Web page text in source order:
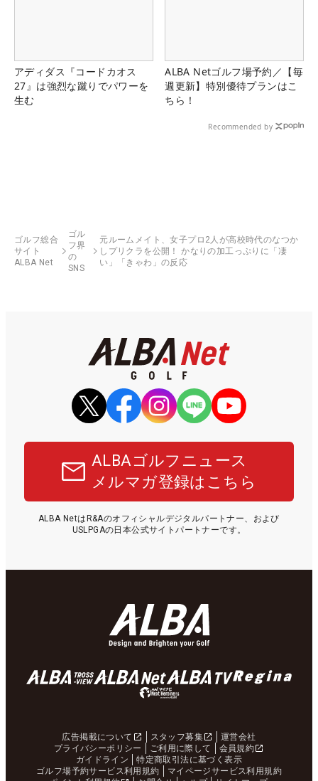
アディダス『コードカオス
27』は強烈な蹴りでパワーを
生む
ALBA Netゴルフ場予約／【毎
週更新】特別優待プランはこ
ちら！
Recommended by
ゴルフ総合
サイト
ALBA Net
ゴル
フ界
の
SNS
元ルームメイト、女子プロ2人が高校時代のなつか
しプリクラを公開！ かなりの加工っぷりに「凄
い」「きゃわ」の反応
ALBAゴルフニュース
メルマガ登録はこちら
ALBA NetはR&Aのオフィシャルデジタルパートナー、および
USLPGAの日本公式サイトパートナーです。
広告掲載について スタッフ募集
運営会社
プライバシーポリシー
ご利用に際して
会員規約
ガイドライン
特定商取引法に基づく表示
ゴルフ場予約サービス利用規約
マイページサービス利用規約